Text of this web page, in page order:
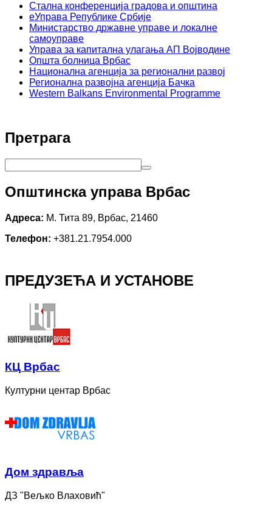
Стална конференција градова и општина
еУправа Републике Србије
Министарство државне управе и локалне
самоуправе
Управа за капитална улагања АП Војводине
Општа болница Врбас
Национална агенција за регионални развој
Регионална развојна агенција Бачка
Western Balkans Environmental Programme
Претрага
Општинска управа Врбас
Адреса: М. Тита 89, Врбас, 21460
Телефон: +381.21.7954.000
ПРЕДУЗЕЋА И УСТАНОВЕ
КЦ Врбас
Културни центар Врбас
Дом здравља
ДЗ "Вељко Влаховић"